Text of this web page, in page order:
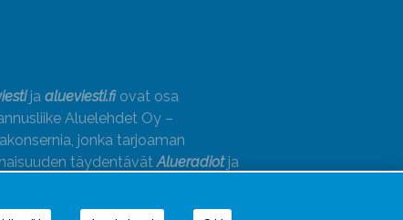
ja alueviesti.fiovat osa
Aluelehdet Oy –
jonka tarjoaman
täydentävätAlueradiotja